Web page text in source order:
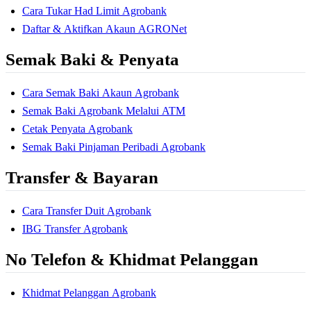
Cara Tukar Had Limit Agrobank
Daftar & Aktifkan Akaun AGRONet
Semak Baki & Penyata
Cara Semak Baki Akaun Agrobank
Semak Baki Agrobank Melalui ATM
Cetak Penyata Agrobank
Semak Baki Pinjaman Peribadi Agrobank
Transfer & Bayaran
Cara Transfer Duit Agrobank
IBG Transfer Agrobank
No Telefon & Khidmat Pelanggan
Khidmat Pelanggan Agrobank